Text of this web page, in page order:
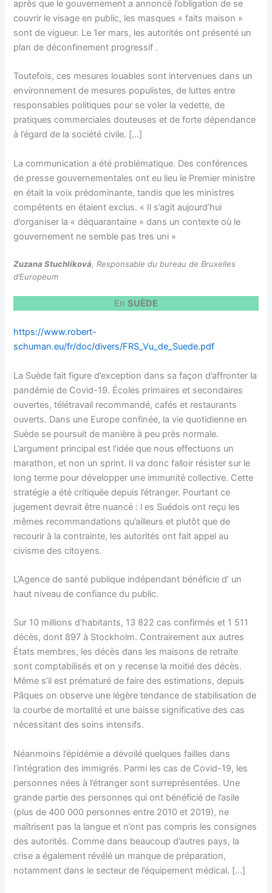
après que le gouvernement a annoncé l’obligation de se
couvrir le visage en public, les masques « faits maison »
sont de vigueur. Le 1er mars, les autorités ont présenté un
plan de déconfinement progressif .
Toutefois, ces mesures louables sont intervenues dans un
environnement de mesures populistes, de luttes entre
responsables politiques pour se voler la vedette, de
pratiques commerciales douteuses et de forte dépendance
à l’égard de la société civile. […]
La communication a été problématique. Des conférences
de presse gouvernementales ont eu lieu le Premier ministre
en était la voix prédominante, tandis que les ministres
compétents en étaient exclus. « Il s’agit aujourd’hui
d’organiser la « déquarantaine » dans un contexte où le
gouvernement ne semble pas tres uni »
Zuzana Stuchlíková, Responsable du bureau de Bruxelles
d’Europeum
En SUÈDE
https://www.robert-
schuman.eu/fr/doc/divers/FRS_Vu_de_Suede.pdf
La Suède fait figure d’exception dans sa façon d’affronter la
pandémie de Covid-19. Écoles primaires et secondaires
ouvertes, télétravail recommandé, cafés et restaurants
ouverts. Dans une Europe confinée, la vie quotidienne en
Suède se poursuit de manière à peu près normale.
L’argument principal est l’idée que nous effectuons un
marathon, et non un sprint. Il va donc falloir résister sur le
long terme pour développer une immunité collective. Cette
stratégie a été critiquée depuis l’étranger. Pourtant ce
jugement devrait être nuancé : l es Suédois ont reçu les
mêmes recommandations qu’ailleurs et plutôt que de
recourir à la contrainte, les autorités ont fait appel au
civisme des citoyens.
L’Agence de santé publique indépendant bénéficie d’ un
haut niveau de confiance du public.
Sur 10 millions d’habitants, 13 822 cas confirmés et 1 511
décès, dont 897 à Stockholm. Contrairement aux autres
États membres, les décès dans les maisons de retraite
sont comptabilisés et on y recense la moitié des décès.
Même s’il est prématuré de faire des estimations, depuis
Pâques on observe une légère tendance de stabilisation de
la courbe de mortalité et une baisse significative des cas
nécessitant des soins intensifs.
Néanmoins l’épidémie a dévoilé quelques failles dans
l’intégration des immigrés. Parmi les cas de Covid-19, les
personnes nées à l’étranger sont surreprésentées. Une
grande partie des personnes qui ont bénéficié de l’asile
(plus de 400 000 personnes entre 2010 et 2019), ne
maîtrisent pas la langue et n’ont pas compris les consignes
des autorités. Comme dans beaucoup d’autres pays, la
crise a également révélé un manque de préparation,
notamment dans le secteur de l’équipement médical. […]